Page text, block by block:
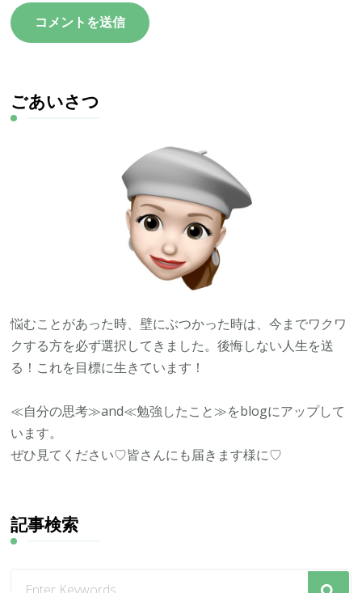
ごあいさつ
悩むことがあった時、壁にぶつかった時は、今までワクワ
クする方を必ず選択してきました。後悔しない人生を送
る！これを目標に生きています！
≪自分の思考≫and≪勉強したこと≫をblogにアップして
います。
ぜひ見てください♡皆さんにも届きます様に♡
記事検索